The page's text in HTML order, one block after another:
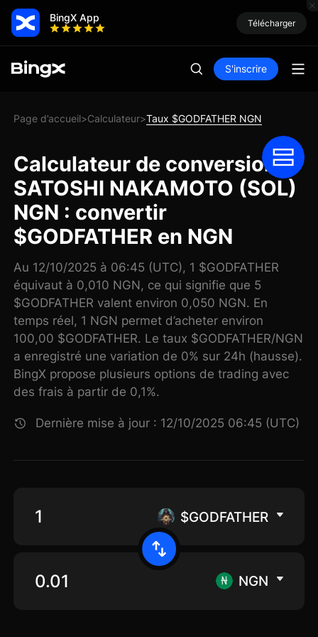
BingX App Télécharger
S'inscrire
Page d’accueil>Calculateur>Taux $GODFATHER NGN
Calculateur de conversion
SATOSHI NAKAMOTO (SOL)
NGN : convertir
$GODFATHER en NGN
Au 12/10/2025 à 06:45 (UTC), 1 $GODFATHER
équivaut à 0,010 NGN, ce qui signifie que 5
$GODFATHER valent environ 0,050 NGN. En
temps réel, 1 NGN permet d’acheter environ
100,00 $GODFATHER. Le taux $GODFATHER/NGN
a enregistré une variation de 0% sur 24h (hausse).
BingX propose plusieurs options de trading avec
des frais à partir de 0,1%.
Dernière mise à jour : 12/10/2025 06:45 (UTC)
$GODFATHER
NGN